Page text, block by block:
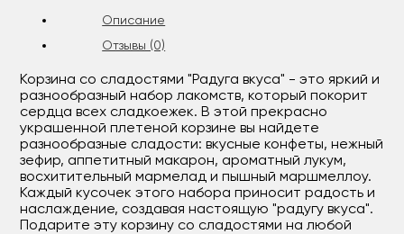
Описание
Отзывы (0)
Корзина со сладостями "Радуга вкуса" - это яркий и
разнообразный набор лакомств, который покорит
сердца всех сладкоежек. В этой прекрасно
украшенной плетеной корзине вы найдете
разнообразные сладости: вкусные конфеты, нежный
зефир, аппетитный макарон, ароматный лукум,
восхитительный мармелад и пышный маршмеллоу.
Каждый кусочек этого набора приносит радость и
наслаждение, создавая настоящую "радугу вкуса".
Подарите эту корзину со сладостями на любой